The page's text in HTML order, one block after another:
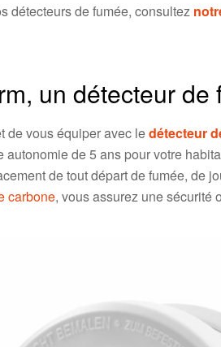
détecteurs de fumée, consultez
un détecteur
de vous équiper avec ledétecteur
autonomie de 5 ans pour votre
de tout départ de fumée, de
carbone, vous assurez une sécurité